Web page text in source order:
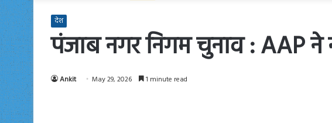
देश
पंजाब नगर निगम चुनाव : AAP
Ankit May 29, 2026 1 minute read